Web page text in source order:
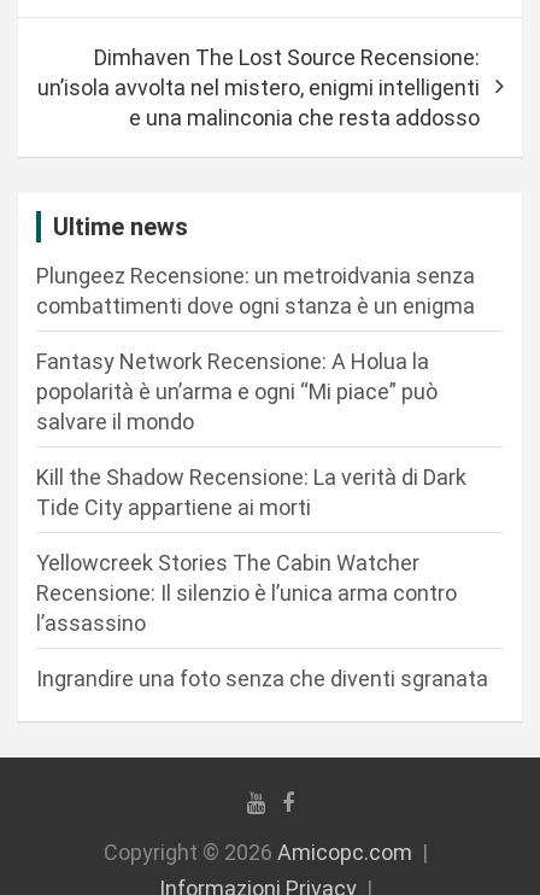
z
Dimhaven The Lost Source Recensione:
un’isola avvolta nel mistero, enigmi intelligenti
e una malinconia che resta addosso
Ultime news
Plungeez Recensione: un metroidvania senza
combattimenti dove ogni stanza è un enigma
Fantasy Network Recensione: A Holua la
popolarità è un’arma e ogni “Mi piace” può
salvare il mondo
Kill the Shadow Recensione: La verità di Dark
Tide City appartiene ai morti
Yellowcreek Stories The Cabin Watcher
Recensione: Il silenzio è l’unica arma contro
l’assassino
Ingrandire una foto senza che diventi sgranata
Copyright © 2026 Amicopc.com
Informazioni Privacy